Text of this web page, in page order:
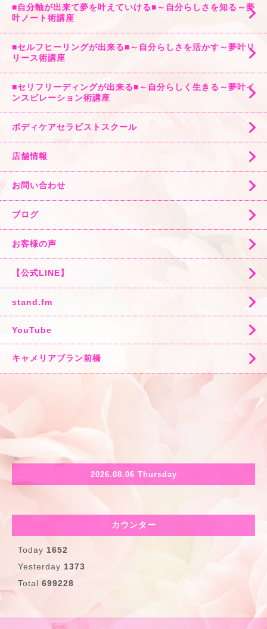
■自分軸が出来て夢を叶えていける■～自分らしさを知る～夢
叶ノート術講座
■セルフヒーリングが出来る■～自分らしさを活かす～夢叶リ
リース術講座
■セリフリーディングが出来る■～自分らしく生きる～夢叶イ
ンスピレーション術講座
ボディケアセラピストスクール
店舗情報
お問い合わせ
ブログ
お客様の声
【公式LINE】
stand.fm
YouTube
キャメリアブラン前橋
2026.08.06 Thursday
カウンター
Today 1652
Yesterday 1373
Total 699228